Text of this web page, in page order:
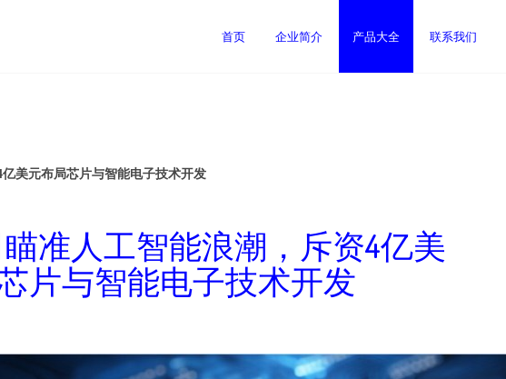
首页 企业简介 产品大全 联系我们
美元布局芯片与智能电子技术开发
准人工智能浪潮，斥资4亿美
片与智能电子技术开发